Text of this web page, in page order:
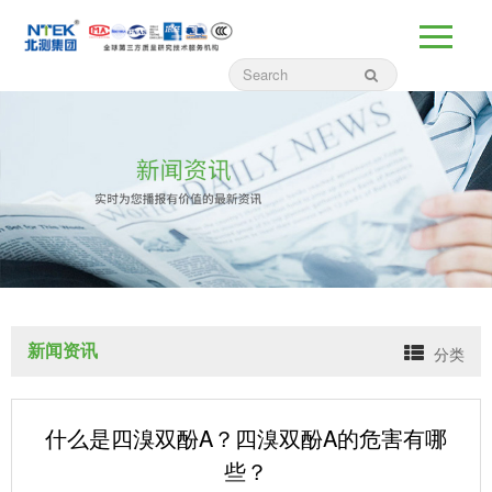
新闻资讯 分类
什么是四溴双酚A？四溴双酚A的危害有哪
些？